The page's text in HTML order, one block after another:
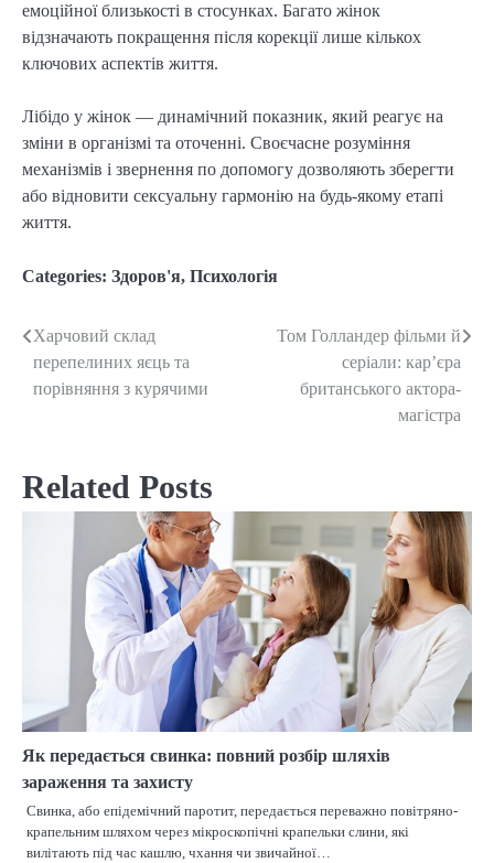
емоційної близькості в стосунках. Багато жінок
відзначають покращення після корекції лише кількох
ключових аспектів життя.
Лібідо у жінок — динамічний показник, який реагує на
зміни в організмі та оточенні. Своєчасне розуміння
механізмів і звернення по допомогу дозволяють зберегти
або відновити сексуальну гармонію на будь-якому етапі
життя.
Categories: Здоров'я, Психологія
Post
navigation
Харчовий склад
перепелиних яєць та
порівняння з курячими
Том Голландер фільми й
серіали: кар’єра
британського актора-
магістра
Related Posts
Як передається свинка: повний розбір шляхів
зараження та захисту
Свинка, або епідемічний паротит, передається переважно повітряно-
крапельним шляхом через мікроскопічні крапельки слини, які
вилітають під час кашлю, чхання чи звичайної…